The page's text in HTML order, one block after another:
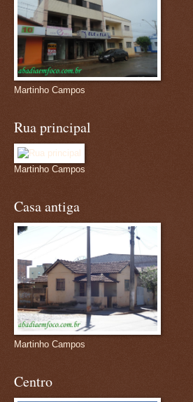
Martinho Campos
Rua principal
Martinho Campos
Casa antiga
Martinho Campos
Centro